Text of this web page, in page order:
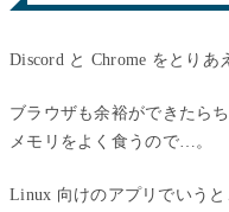
Discord と Chrome をとりあ
ブラウザも余裕ができたら
メモリをよく食うので…。
Linux 向けのアプリでいう